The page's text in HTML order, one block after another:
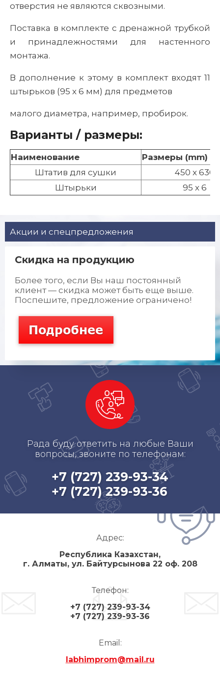
отверстия не являются сквозными.
Поставка в комплекте с дренажной трубкой
и принадлежностями для настенного
монтажа.
В дополнение к этому в комплект входят 11
штырьков (95 х 6 мм) для предметов
малого диаметра, например, пробирок.
Варианты / размеры:
Наименование
Размеры (mm)
Штатив для сушки
450 x 630
Штырьки
95 x 6
Акции и спецпредложения
Cкидка на продукцию
Более того, если Вы наш постоянный
клиент — скидка может быть еще выше.
Поспешите, предложение ограничено!
Рада буду ответить на любые Ваши
вопросы, звоните по телефонам:
+7 (727) 239-93-34
+7 (727) 239-93-36
Адрес:
Республика Казахстан,
г. Алматы, ул. Байтурсынова 22 оф. 208
Телефон:
+7 (727) 239-93-34
+7 (727) 239-93-36
Email:
labhimprom@mail.ru